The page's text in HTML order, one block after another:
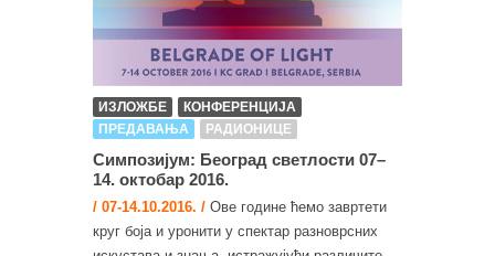
ИЗЛОЖБЕ
КОНФЕРЕНЦИЈА
ПРЕДАВАЊА
РАДИОНИЦЕ
Симпозијум: Београд светлости 07–
14. октобар 2016.
/ 07-14.10.2016. / Ове године ћемо завртети
круг боја и уронити у спектар разноврсних